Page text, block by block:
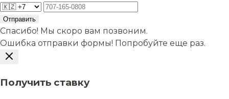
Отправить
Спасибо! Мы скоро вам позвоним.
Ошибка отправки формы! Попробуйте еще раз.
Получить ставку